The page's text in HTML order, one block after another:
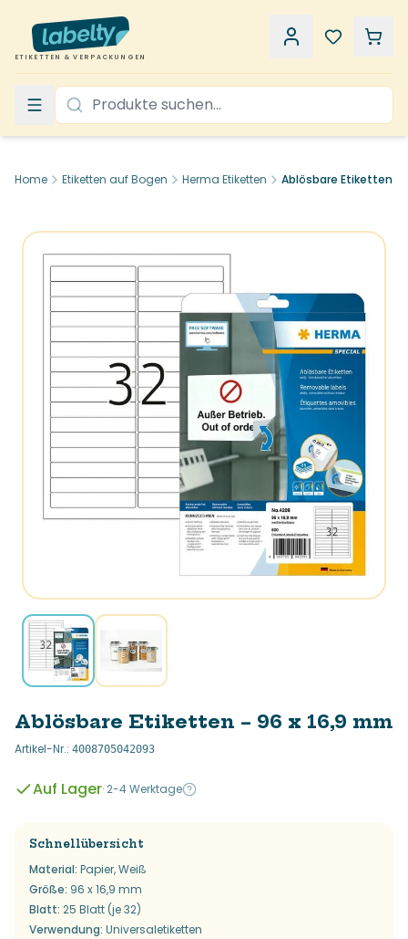
ETIKETTEN & VERPACKUNGEN
Home Etiketten auf Bogen Herma Etiketten Ablösbare Etiketten
Ablösbare Etiketten – 96 x 16,9 mm
Artikel-Nr.: 4008705042093
Auf Lager· 2-4 Werktage
Schnellübersicht
Material: Papier, Weiß
Größe: 96 x 16,9 mm
Blatt: 25 Blatt (je 32)
Verwendung: Universaletiketten